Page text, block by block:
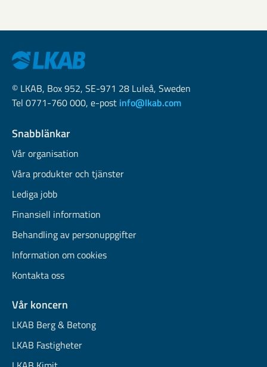
© LKAB, Box 952, SE-971 28 Luleå, Sweden
Tel 0771-760 000, e-post info@lkab.com
Snabblänkar
Vår organisation
Våra produkter och tjänster
Lediga jobb
Finansiell information
Behandling av personuppgifter
Information om cookies
Kontakta oss
Vår koncern
LKAB Berg & Betong
LKAB Fastigheter